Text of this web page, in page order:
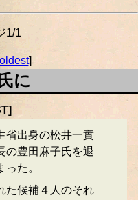
1/1
]
に
省出身の松井一實
の豊田麻子氏を退
た。
た候補４人のそれ